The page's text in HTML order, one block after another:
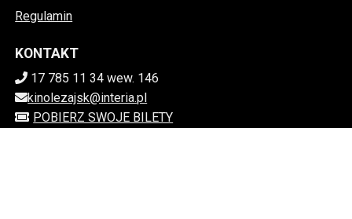
Regulamin
KONTAKT
17 785 11 34 wew. 146
kinolezajsk@interia.pl
POBIERZ SWOJE BILETY